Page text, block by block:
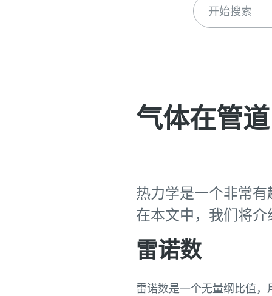
气体在管
热力学是一个非常
在本文中，我们将
雷诺数
雷诺数是一个无量纲比值